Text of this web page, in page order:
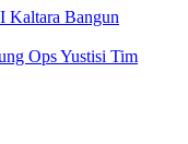
Bangun
Ops Yustisi Tim